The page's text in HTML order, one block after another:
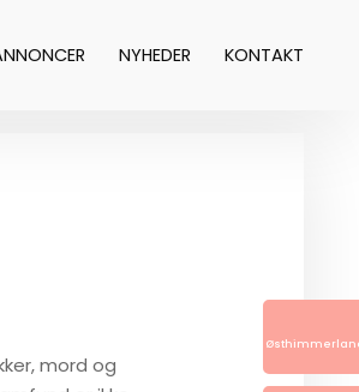
NYHEDER KONTAKT
mord og